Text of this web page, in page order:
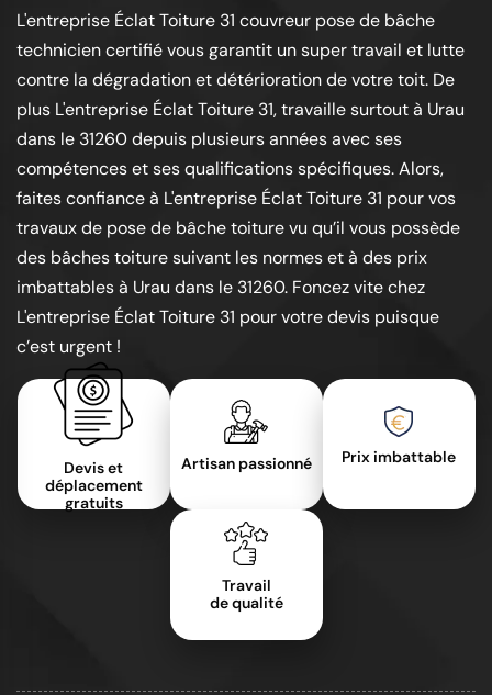
L'entreprise Éclat Toiture 31 couvreur pose de bâche
technicien certifié vous garantit un super travail et lutte
contre la dégradation et détérioration de votre toit. De
plus L'entreprise Éclat Toiture 31, travaille surtout à Urau
dans le 31260 depuis plusieurs années avec ses
compétences et ses qualifications spécifiques. Alors,
faites confiance à L'entreprise Éclat Toiture 31 pour vos
travaux de pose de bâche toiture vu qu’il vous possède
des bâches toiture suivant les normes et à des prix
imbattables à Urau dans le 31260. Foncez vite chez
L'entreprise Éclat Toiture 31 pour votre devis puisque
c’est urgent !
Devis et
déplacement
gratuits
Artisan passionné Prix imbattable
Travail
de qualité